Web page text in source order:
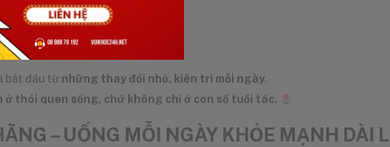
bắt đầu từ những thay đổi nhỏ, kiên trì mỗi ngày.
ở thói quen sống, chứ không chỉ ở con số tuổi tác.
– UỐNG MỖI NGÀY KHỎE MẠNH DÀI